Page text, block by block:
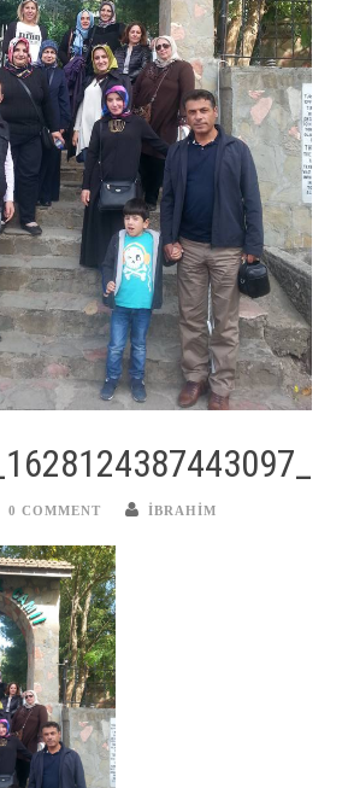
0 COMMENT IBRAHIM